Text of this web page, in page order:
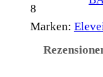
R
Y
8
Marken: